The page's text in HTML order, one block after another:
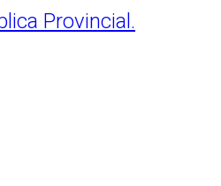
Provincial.